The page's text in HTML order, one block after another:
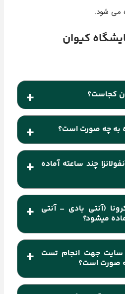
می شود.
کیوان
کجاست؟
(عباس‌آباد)، بعد از سینما
۴۹۸ طبقه همکف
به چه صورت است؟
هفته حتی ایام تعطیل از ساعت
الی 20:30 آماده خدمت رسانی به مردم عزیز
چند ساعته آماده
جواب تست PCR کرونا 5 تا 8 ساعت بعد از پذیرش
حاضر خواهد شد و جواب تست آنفولانزا در کمتر از 24
(آنتی بادی – آنتی
میشود؟
جواب آزمایش آنتی بادی و آنتی اسپایک کرونا تا 24
خواهد شد.
جهت انجام تست
صورت است؟
گیری در منزل، شما میتوانید